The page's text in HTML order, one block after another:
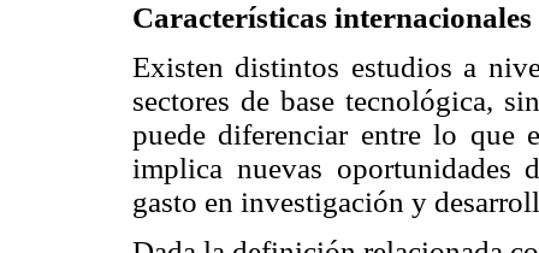
Características internacionales
Existen distintos estudios a
sectores de base tecnológica,
puede diferenciar entre lo que
implica nuevas
gasto en investigación y